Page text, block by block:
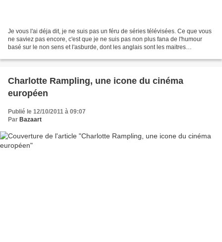
Je vous l'ai déja dit, je ne suis pas un féru de séries télévisées. Ce que vous
ne saviez pas encore, c'est que je ne suis pas non plus fana de l'humour
basé sur le non sens et l'asburde, dont les anglais sont les maitres
Charlotte Rampling, une icone du cinéma
européen
Publié le 12/10/2011 à 09:07
Par Bazaart